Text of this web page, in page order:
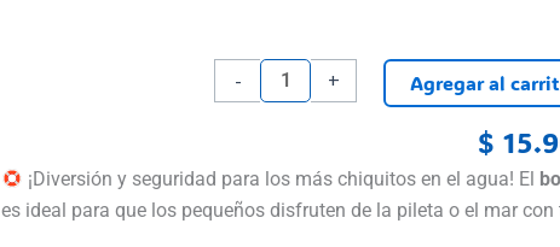
$
¡Diversión y seguridad para los más chiquitos en el agua! El
es ideal para que los pequeños disfruten de la pileta o el mar
-
Flotador
Salvavidas
Bestway
Doble
+ Agregar al